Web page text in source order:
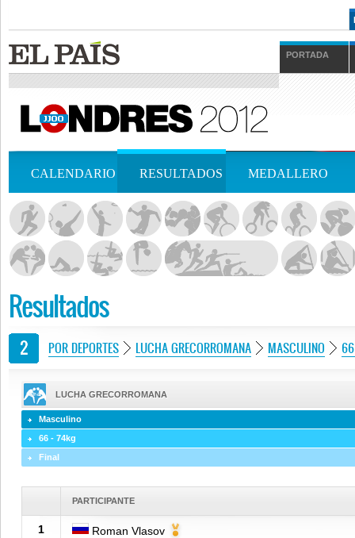
PORTADA
CALENDARIO RESULTADOS MEDALLERO
Resultados
POR DEPORTES LUCHA GRECORROMANA MASCULINO
LUCHA GRECORROMANA
Masculino
66 - 74kg
Final
PARTICIPANTE
1 Roman Vlasov